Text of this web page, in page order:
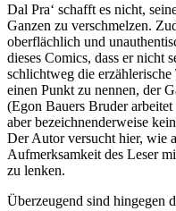
Dal Pra‘ schafft es nicht,
Ganzen zu verschmelzen.
oberflächlich und
dieses Comics, dass er nicht
schlichtweg die
einen Punkt zu nennen, der
(Egon Bauers Bruder
aber bezeichnenderweise
Der Autor versucht hier, wie
Aufmerksamkeit des Leser
zu lenken.
Überzeugend sind hingegen